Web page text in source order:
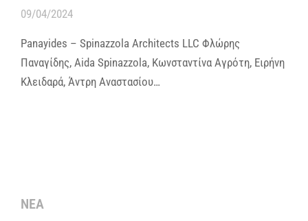
09/04/2024
Panayides – Spinazzola Architects LLC Φλώρης
Παναγίδης, Aida Spinazzola, Κωνσταντίνα Αγρότη, Ειρήνη
Κλειδαρά, Άντρη Αναστασίου…
ΝΕΑ